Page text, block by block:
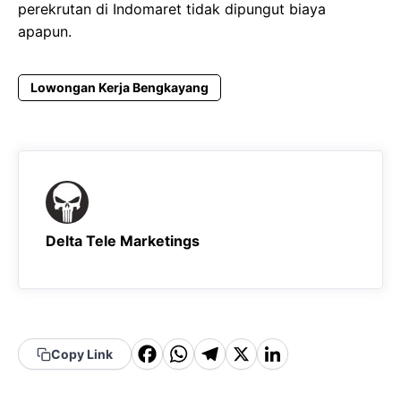
perekrutan di Indomaret tidak dipungut biaya
apapun.
Lowongan Kerja Bengkayang
Delta Tele Marketings
Copy Link
F WT X Li